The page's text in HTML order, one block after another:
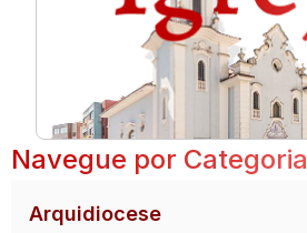
Navegue por Categoria
Arquidiocese